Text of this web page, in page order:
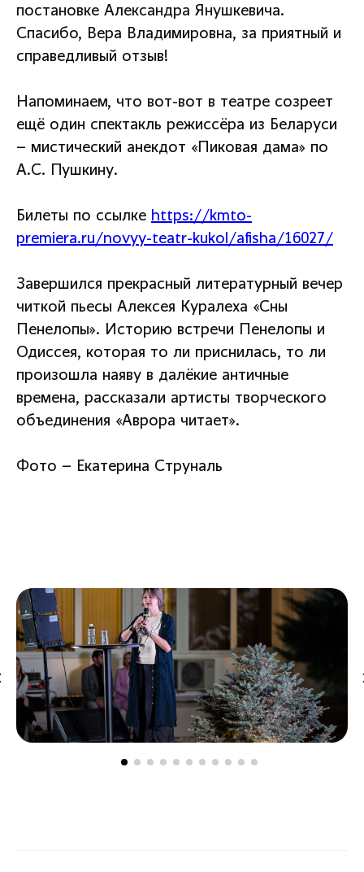
постановке Александра Янушкевича.
Спасибо, Вера Владимировна, за приятный и
справедливый отзыв!
Напоминаем, что вот-вот в театре созреет
ещё один спектакль режиссёра из Беларуси
– мистический анекдот «Пиковая дама» по
А.С. Пушкину.
Билеты по ссылке https://kmto-
premiera.ru/novyy-teatr-kukol/afisha/16027/
Завершился прекрасный литературный вечер
читкой пьесы Алексея Куралеха «Сны
Пенелопы». Историю встречи Пенелопы и
Одиссея, которая то ли приснилась, то ли
произошла наяву в далёкие античные
времена, рассказали артисты творческого
объединения «Аврора читает».
Фото – Екатерина Струналь